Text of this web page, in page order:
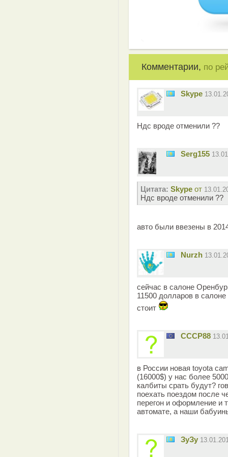
Комментарии, по
Skype
Ндс вроде отменили ??
Serg155
Цитата: Skype от
Ндс вроде отменили ??
авто были ввезены в
Nurzh
сейчас в салоне
11500 долларов в
стоит
СССР88
в России новая toyota
(16000$) у нас более
калбиты срать будут?
поехать поездом после
перегон и оформление и
автомате, а наши
ЗуЗу